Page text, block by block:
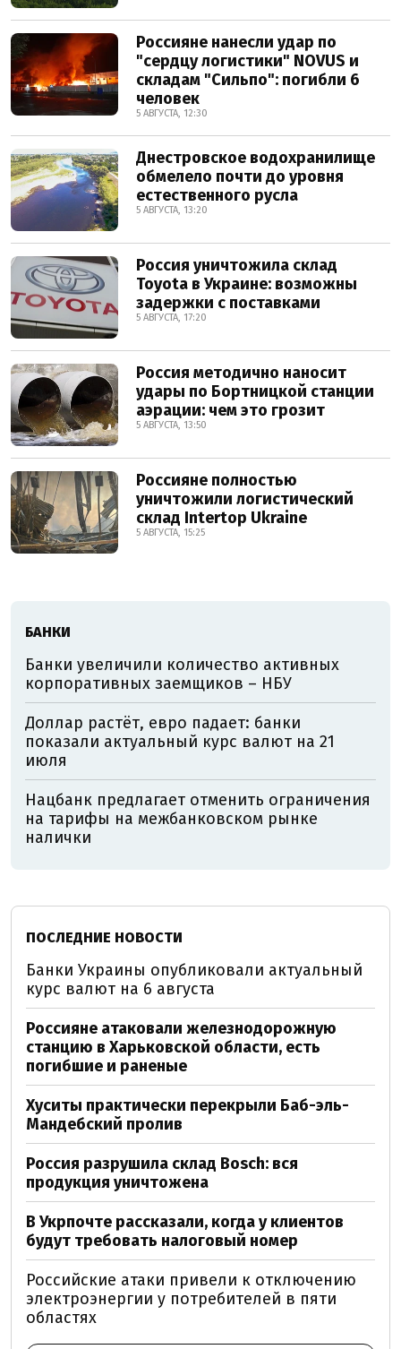
Россияне нанесли удар по
"сердцу логистики" NOVUS и
складам "Сильпо": погибли 6
человек
5 АВГУСТА, 12:30
Днестровское водохранилище
обмелело почти до уровня
естественного русла
5 АВГУСТА, 13:20
Россия уничтожила склад
Toyota в Украине: возможны
задержки с поставками
5 АВГУСТА, 17:20
Россия методично наносит
удары по Бортницкой станции
аэрации: чем это грозит
5 АВГУСТА, 13:50
Россияне полностью
уничтожили логистический
склад Intertop Ukraine
5 АВГУСТА, 15:25
БАНКИ
Банки увеличили количество активных
корпоративных заемщиков – НБУ
Доллар растёт, евро падает: банки
показали актуальный курс валют на 21
июля
Нацбанк предлагает отменить ограничения
на тарифы на межбанковском рынке
налички
ПОСЛЕДНИЕ НОВОСТИ
Банки Украины опубликовали актуальный
курс валют на 6 августа
Россияне атаковали железнодорожную
станцию в Харьковской области, есть
погибшие и раненые
Хуситы практически перекрыли Баб-эль-
Мандебский пролив
Россия разрушила склад Bosch: вся
продукция уничтожена
В Укрпочте рассказали, когда у клиентов
будут требовать налоговый номер
Российские атаки привели к отключению
электроэнергии у потребителей в пяти
областях